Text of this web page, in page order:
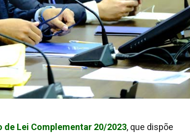
de Lei Complementar 20/2023, que dispõe